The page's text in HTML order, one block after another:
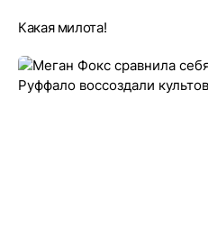
Какая милота!